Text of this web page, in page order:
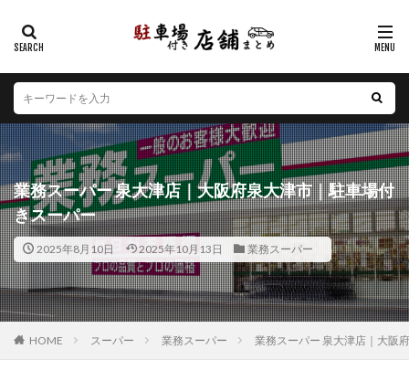
業務スーパー 泉大津店｜大阪府泉大津市｜駐車場付
きスーパー
2025年8月10日 2025年10月13日 業務スーパー
HOME スーパー 業務スーパー 業務スーパー 泉大津店｜大阪
カテゴリー
エリア
北海道 青森県 岩手県 宮城県
秋田県
山形県
福島県 茨城県 栃木県
群馬県
埼玉県
千葉県 東京都 神奈川県
新潟県
山梨県
長野県 富山県 石川県
福井県
岐阜県
静岡県 愛知県 三重県
滋賀県
京都府
大阪府 兵庫県 奈良県
和歌山県
鳥取県
島根県 岡山県 広島県
山口県
徳島県
香川県 愛媛県 高知県
福岡県
佐賀県
長崎県 熊本県 大分県
宮崎県